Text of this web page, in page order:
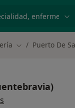
Cambiar de
Puerto De